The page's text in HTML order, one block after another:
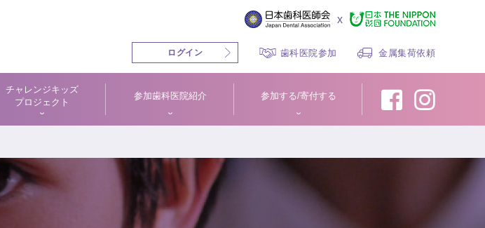
x
ログイン 歯科医院参加 金属集荷依頼
チャレンジキッズ
プロジェクト
参加歯科医院紹介 参加する/寄付する